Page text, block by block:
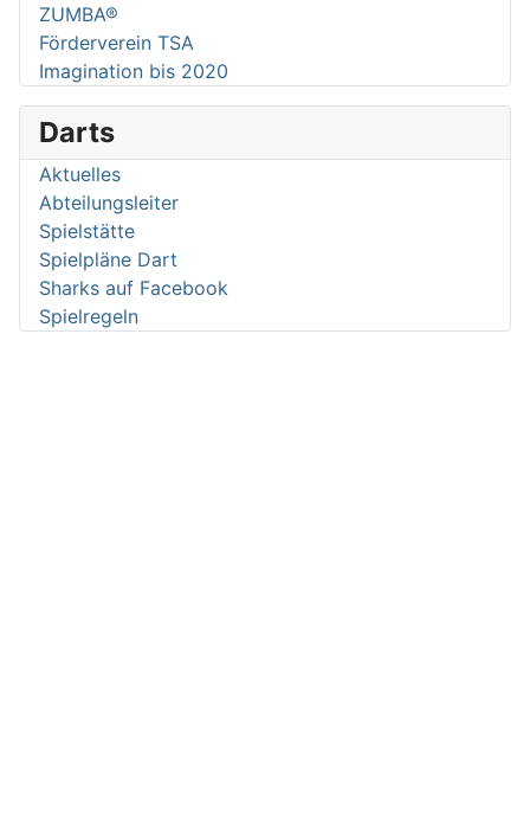
ZUMBA®
Förderverein TSA
Imagination bis 2020
Darts
Aktuelles
Abteilungsleiter
Spielstätte
Spielpläne Dart
Sharks auf Facebook
Spielregeln